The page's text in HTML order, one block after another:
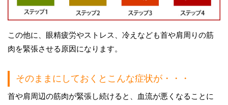
この他に、眼精疲労やストレス、冷えなども首や肩周りの筋
肉を緊張させる原因になります。
そのままにしておくとこんな症状が・・・
首や肩周辺の筋肉が緊張し続けると、血流が悪くなることに